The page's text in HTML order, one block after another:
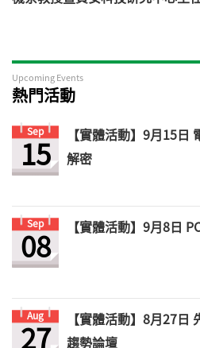
Upcoming Events
熱門活動
Sep
15
【實體活動】9月15日
解密
Sep
08 【實體活動】9月8日
Aug
27
【實體活動】8月27日
趨勢論壇